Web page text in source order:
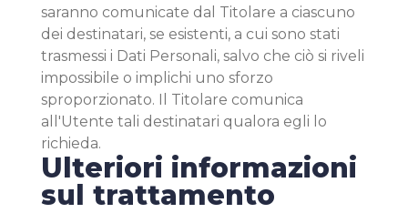
saranno comunicate dal Titolare a ciascuno
dei destinatari, se esistenti, a cui sono stati
trasmessi i Dati Personali, salvo che ciò si riveli
impossibile o implichi uno sforzo
sproporzionato. Il Titolare comunica
all'Utente tali destinatari qualora egli lo
richieda.
Ulteriori informazioni
sul trattamento